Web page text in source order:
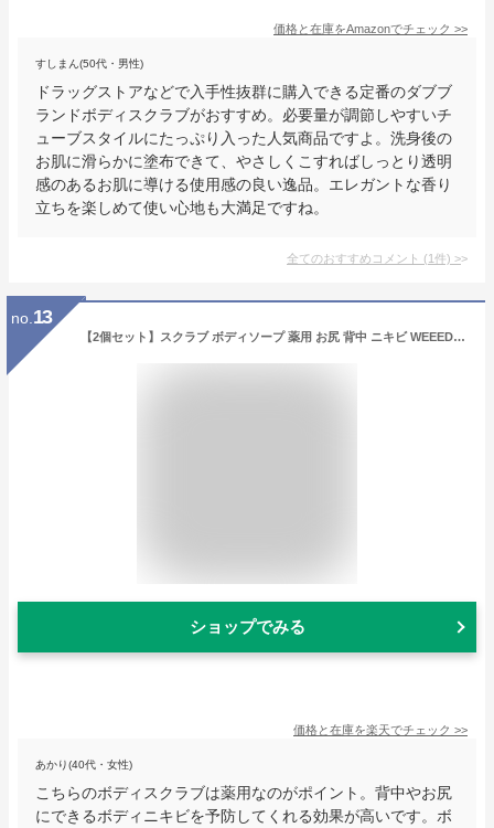
価格と在庫をAmazonでチェック >>
すしまん(50代・男性)
ドラッグストアなどで入手性抜群に購入できる定番のダブブ
ランドボディスクラブがおすすめ。必要量が調節しやすいチ
ューブスタイルにたっぷり入った人気商品ですよ。洗身後の
お肌に滑らかに塗布できて、やさしくこすればしっとり透明
感のあるお肌に導ける使用感の良い逸品。エレガントな香り
立ちを楽しめて使い心地も大満足ですね。
全てのおすすめコメント (1件) >
no. 13
【2個セット】スクラブ ボディソープ 薬用 お尻 背中 ニキビ WEEED ブリススクラブ 120gのお試しサイズ 2個セット※お一人様2点まで weed ウィード うぃーど
ショップでみる
価格と在庫を楽天でチェック >>
あかり(40代・女性)
こちらのボディスクラブは薬用なのがポイント。背中やお尻
にできるボディニキビを予防してくれる効果が高いです。ボ